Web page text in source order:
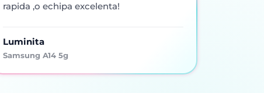
rapida ,o echipa excelenta!
Luminita
Samsung A14 5g